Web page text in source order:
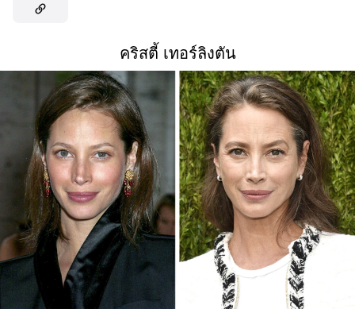
คริสตี้ เทอร์ลิงตัน